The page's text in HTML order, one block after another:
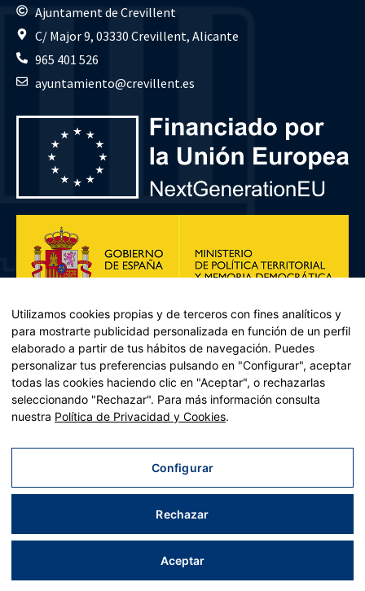
Ajuntament de Crevillent
C/ Major 9, 03330 Crevillent, Alicante
965 401 526
ayuntamiento@crevillent.es
Plan de Recuperación, Transformación y Resiliencia – Financiado por
Recuperación y resiliencia, establecido por el Reglamento (UE)
2021/241 del Parlamento Europeo y del Consejo, de 12 de febrero
Aviso legal|Política de privacidad|Política de cookies|Accesibilidad|Mapa web
| Desarrollado porTrestristes
Utilizamos cookies propias y de terceros con fines analíticos y
para mostrarte publicidad personalizada en función de un perfil
elaborado a partir de tus hábitos de navegación. Puedes
personalizar tus preferencias pulsando en "Configurar", aceptar
todas las cookies haciendo clic en "Aceptar", o rechazarlas
seleccionando "Rechazar". Para más información consulta
nuestra Política de Privacidad y Cookies.
Configurar
Rechazar
Aceptar